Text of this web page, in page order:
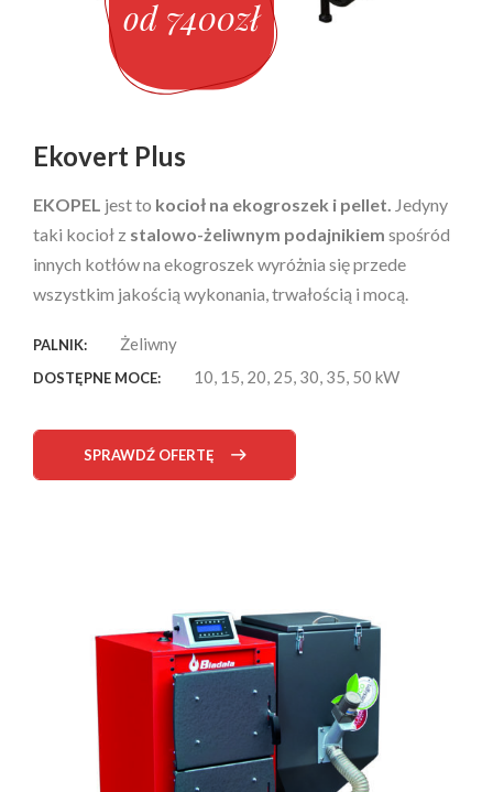
od 7400zł
Ekovert Plus
EKOPEL jest to kocioł na ekogroszek i pellet. Jedyny
taki kocioł z stalowo-żeliwnym podajnikiem spośród
innych kotłów na ekogroszek wyróżnia się przede
wszystkim jakością wykonania, trwałością i mocą.
PALNIK: Żeliwny
DOSTĘPNE MOCE: 10, 15, 20, 25, 30, 35, 50 kW
SPRAWDŹ OFERTĘ